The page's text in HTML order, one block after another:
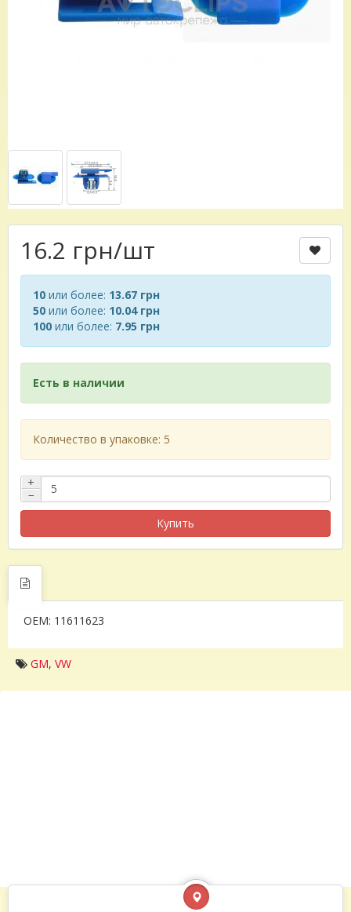
16.2 грн/шт
10 или более: 13.67 грн
50 или более: 10.04 грн
100 или более: 7.95 грн
Есть в наличии
Количество в упаковке: 5
+
−
Купить
OEM: 11611623
GM, VW